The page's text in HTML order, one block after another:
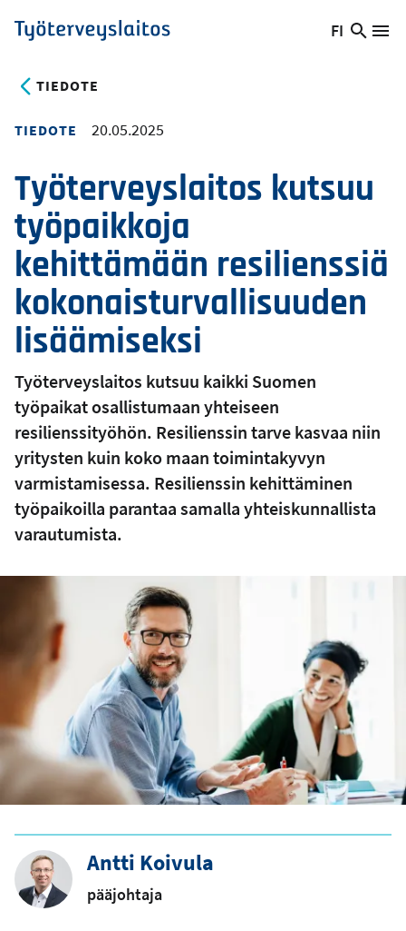
Hyppää
pääsisältöön
Työterveyslaitos
Vaihda
FI
Hae
TIEDOTE
TIEDOTE 20.05.2025
Työterveyslaitos kutsuu
työpaikkoja
kehittämään resilienssiä
kokonaisturvallisuuden
lisäämiseksi
Työterveyslaitos kutsuu kaikki Suomen
työpaikat osallistumaan yhteiseen
resilienssityöhön. Resilienssin tarve kasvaa niin
yritysten kuin koko maan toimintakyvyn
varmistamisessa. Resilienssin kehittäminen
työpaikoilla parantaa samalla yhteiskunnallista
varautumista.
Antti Koivula
pääjohtaja